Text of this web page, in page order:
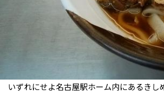
いずれにせよ名古屋駅ホーム内にあるき